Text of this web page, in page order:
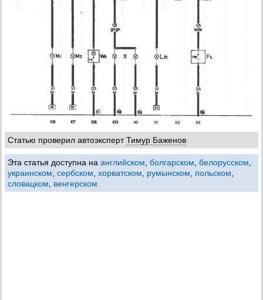
Статью проверил автоэкспертТимур Баженов
Эта статья доступна на английском болгарском белорусском
украинском сербском хорватском румынском польском
словацком
венгерском